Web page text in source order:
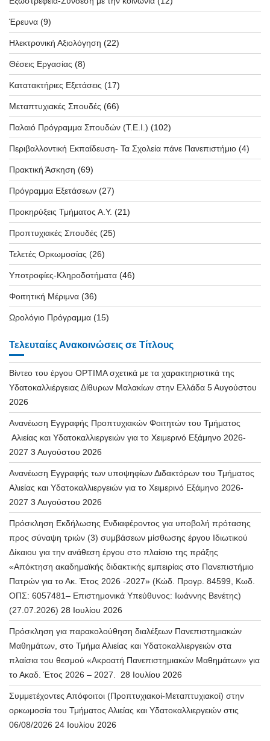
Έρευνα (9)
Ηλεκτρονική Αξιολόγηση (22)
Θέσεις Εργασίας (8)
Κατατακτήριες Εξετάσεις (17)
Μεταπτυχιακές Σπουδές (66)
Παλαιό Πρόγραμμα Σπουδών (T.E.I.) (102)
Περιβαλλοντική Εκπαίδευση- Τα Σχολεία πάνε Πανεπιστήμιο (4)
Πρακτική Άσκηση (69)
Πρόγραμμα Εξετάσεων (27)
Προκηρύξεις Τμήματος Α.Υ. (21)
Προπτυχιακές Σπουδές (25)
Τελετές Ορκωμοσίας (26)
Υποτροφίες-Κληροδοτήματα (46)
Φοιτητική Μέριμνα (36)
Ωρολόγιο Πρόγραμμα (15)
Τελευταίες Ανακοινώσεις σε Τίτλους
Βίντεο του έργου OPTIMA σχετικά με τα χαρακτηριστικά της
Υδατοκαλλιέργειας Δίθυρων Μαλακίων στην Ελλάδα 5 Αυγούστου
2026
Ανανέωση Εγγραφής Προπτυχιακών Φοιτητών του Τμήματος
Αλιείας και Υδατοκαλλιεργειών για το Χειμερινό Εξάμηνο 2026-
2027 3 Αυγούστου 2026
Ανανέωση Εγγραφής των υποψηφίων Διδακτόρων του Τμήματος
Αλιείας και Υδατοκαλλιεργειών για το Χειμερινό Εξάμηνο 2026-
2027 3 Αυγούστου 2026
Πρόσκληση Εκδήλωσης Ενδιαφέροντος για υποβολή πρότασης
προς σύναψη τριών (3) συμβάσεων μίσθωσης έργου Ιδιωτικού
Δίκαιου για την ανάθεση έργου στο πλαίσιο της πράξης
«Απόκτηση ακαδημαϊκής διδακτικής εμπειρίας στο Πανεπιστήμιο
Πατρών για το Ακ. Έτος 2026 -2027» (Κώδ. Προγρ. 84599, Κωδ.
ΟΠΣ: 6057481– Επιστημονικά Υπεύθυνος: Ιωάννης Βενέτης)
(27.07.2026) 28 Ιουλίου 2026
Πρόσκληση για παρακολούθηση διαλέξεων Πανεπιστημιακών
Μαθημάτων, στο Τμήμα Αλιείας και Υδατοκαλλιεργειών στα
πλαίσια του θεσμού «Ακροατή Πανεπιστημιακών Μαθημάτων» για
το Ακαδ. Έτος 2026 – 2027.
28 Ιουλίου 2026
Συμμετέχοντες Απόφοιτοι (Προπτυχιακοί-Μεταπτυχιακοί) στην
ορκωμοσία του Τμήματος Αλιείας και Υδατοκαλλιεργειών στις
06/08/2026 24 Ιουλίου 2026